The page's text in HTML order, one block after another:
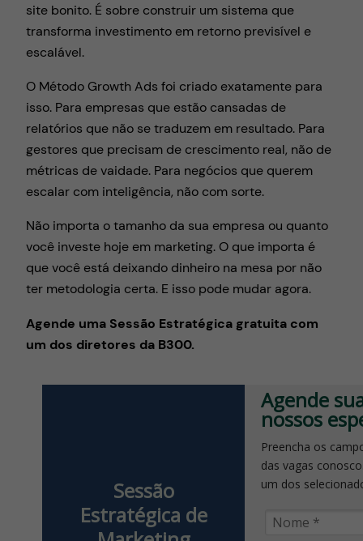
site bonito. É sobre construir um sistema que
transforma investimento em retorno previsível e
escalável.
O Método Growth Ads foi criado exatamente para
isso. Para empresas que estão cansadas de
relatórios que não se traduzem em resultado. Para
gestores que precisam de crescimento real, não de
métricas de vaidade. Para negócios que querem
escalar com inteligência, não com sorte.
Não importa o tamanho da sua empresa ou quanto
você investe hoje em marketing. O que importa é
que você está deixando dinheiro na mesa por não
ter metodologia certa. E isso pode mudar agora.
Agende uma Sessão Estratégica gratuita com
um dos diretores da B300.
Sessão
Estratégica de
Agende
nossos
Preencha os
das vagas
um dos